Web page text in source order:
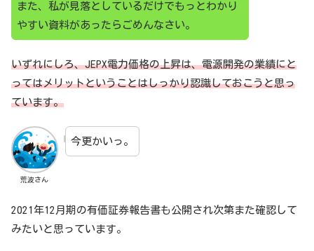
また、私が見落としているだけでもっとわかり
やすい資料があったらごめんなさい。
いずれにしろ、JEPX電力価格の上昇は、電源開発の業績にと
ってはメリットということはしっかり認識しておこうと思っ
ています。
荒波さん
今更かいっ。
2021年12月期の有価証券報告書も公開され次第また確認して
みたいと思っています。